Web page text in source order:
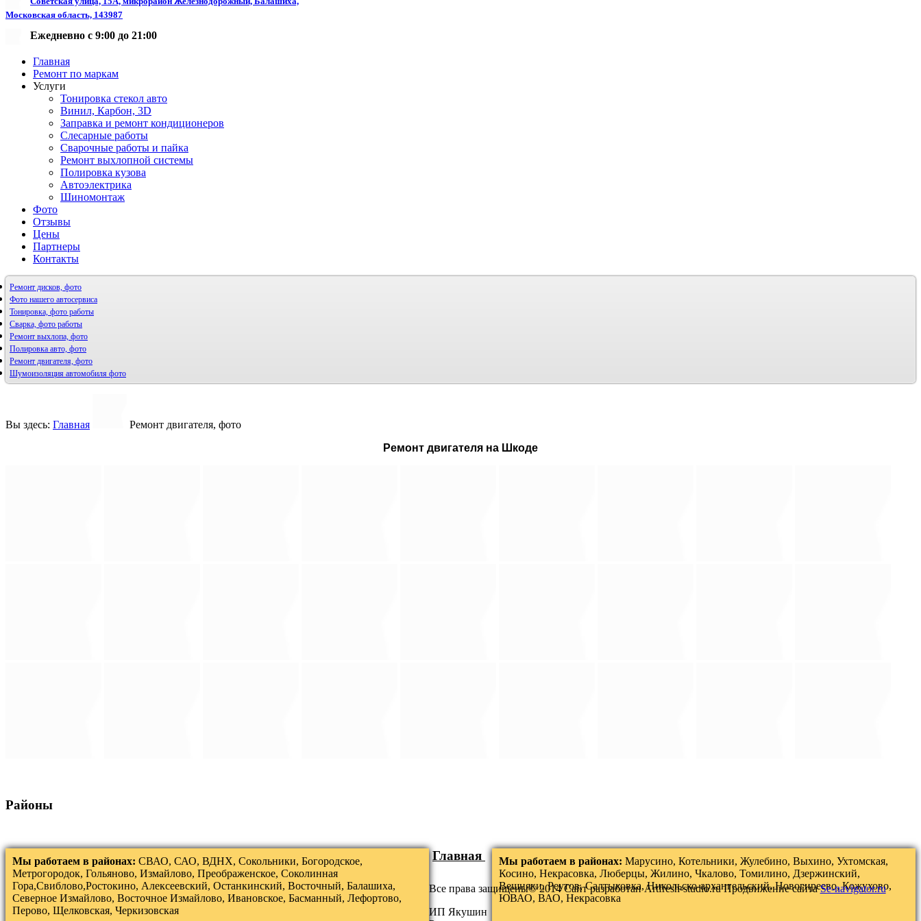
Московская область, 143987
Ежедневно с 9:00 до 21:00
Главная
Ремонт по маркам
Услуги
Тонировка стекол авто
Винил, Карбон, 3D
Заправка и ремонт кондиционеров
Слесарные работы
Сварочные работы и пайка
Ремонт выхлопной системы
Полировка кузова
Автоэлектрика
Шиномонтаж
Фото
Отзывы
Цены
Партнеры
Контакты
Ремонт дисков, фото
Фото нашего автосервиса
Тонировка, фото работы
Сварка, фото работы
Ремонт выхлопа, фото
Полировка авто, фото
Ремонт двигателя, фото
Шумоизоляция автомобиля фото
Вы здесь: Главная
Ремонт двигателя, фото
Ремонт двигателя на Шкоде
Районы
Мы работаем в районах: СВАО, САО, ВДНХ, Сокольники, Богородское,
Метрогородок, Гольяново, Измайлово, Преображенское, Соколинная
Гора,Свиблово,Ростокино, Алексеевский, Останкинский, Восточный, Балашиха,
Северное Измайлово, Восточное Измайлово, Ивановское, Басманный, Лефортово,
Перово, Щелковская, Черкизовская
Мы работаем в районах: Марусино, Котельники, Жулебино, Выхино, Ухтомская,
Косино, Некрасовка, Люберцы, Жилино, Чкалово, Томилино, Дзержинский,
Вешняки, Реутов, Салтыковка, Никольско-архангельский, Новогиреево, Кожухово,
ЮВАО, ВАО, Некрасовка
Главная
Все права защищены© 2014 Сайт разработанArtfresh-studio.ruПродвижение сайтаSe-navigator.ru
ИП Якушин